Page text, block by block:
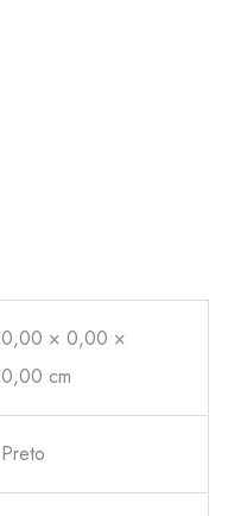
0,00 × 0,00 ×
0,00 cm
Preto